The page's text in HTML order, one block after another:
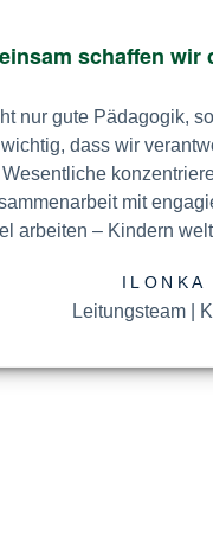
schaf­fen wir
gute Pä­da­go­gik,
dass wir
mit
– Kin­dern
ILONKA
Leitungsteam |